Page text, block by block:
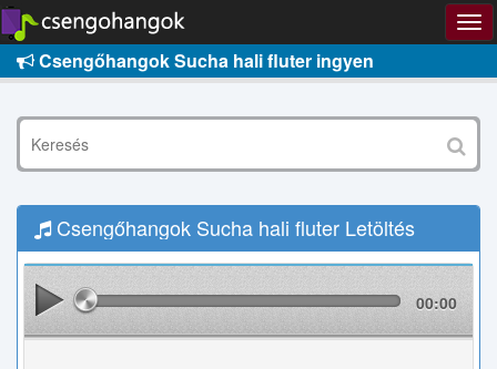
Csengőhangok Sucha hali fluter ingyen
Csengőhangok Sucha hali fluter Letöltés
00:00